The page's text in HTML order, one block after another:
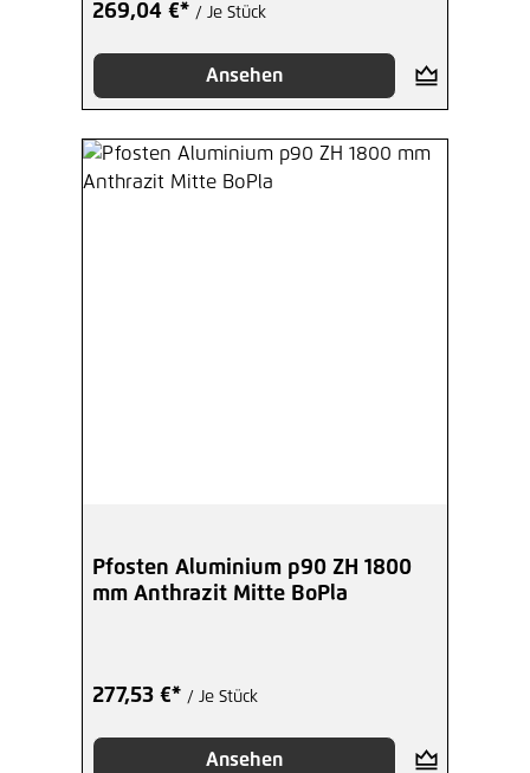
269,04 €* / Je Stück
Ansehen
Pfosten Aluminium p90 ZH 1800
mm Anthrazit Mitte BoPla
277,53 €* / Je Stück
Ansehen